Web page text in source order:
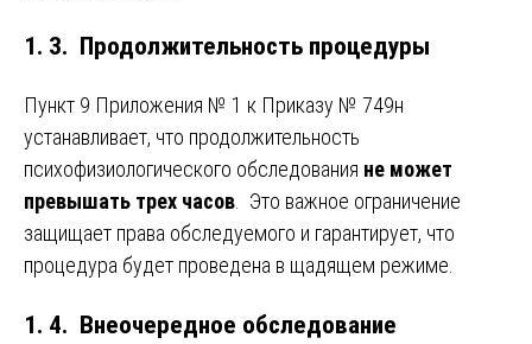
1. 3. Продолжительность процедуры
Пункт 9 Приложения № 1 к Приказу № 749н
устанавливает, что продолжительность
психофизиологического обследования не может
превышать трех часов . Это важное ограничение
защищает права обследуемого и гарантирует, что
процедура будет проведена в щадящем режиме.
1. 4. Внеочередное обследование